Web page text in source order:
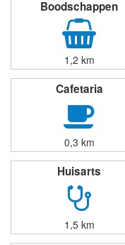
Boodschappen
1,2 km
Cafetaria
0,3 km
Huisarts
1,5 km